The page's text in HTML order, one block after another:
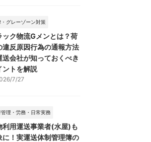
・グレーゾーン対策
ック物流Gメンとは？荷
違反原因行為の通報方法
送会社が知っておくべき
ントを解説
7/27
管理・労務・日常実務
利用運送事業者(水屋)も
に！実運送体制管理簿の